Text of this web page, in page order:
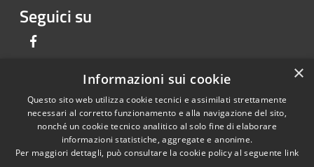
Seguici su
RSS
Accessibilità
Cookie
Copyright © 2026 • Comune di
Isernia • Powered by
Municipium•Accesso
redazione
×
Informazioni sui cookie
Questo sito web utilizza cookie tecnici e assimilati strettamente
necessari al corretto funzionamento e alla navigazione del sito,
nonché un cookie tecnico analitico al solo fine di elaborare
informazioni statistiche, aggregate e anonime.
Per maggiori dettagli, può consultare la cookie policy al seguente link